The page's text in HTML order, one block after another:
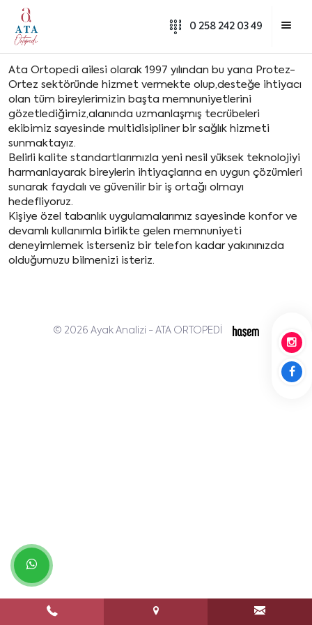
0 258 242 03 49
Ata Ortopedi ailesi olarak 1997 yılından bu yana Protez-
Ortez sektöründe hizmet vermekte olup,desteğe ihtiyacı
olan tüm bireylerimizin başta memnuniyetlerini
gözetlediğimiz,alanında uzmanlaşmış tecrübeleri
ekibimiz sayesinde multidisipliner bir sağlık hizmeti
sunmaktayız.
Belirli kalite standartlarımızla yeni nesil yüksek teknolojiyi
harmanlayarak bireylerin ihtiyaçlarına en uygun çözümleri
sunarak faydalı ve güvenilir bir iş ortağı olmayı
hedefliyoruz.
Kişiye özel tabanlık uygulamalarımız sayesinde konfor ve
devamlı kullanımla birlikte gelen memnuniyeti
deneyimlemek isterseniz bir telefon kadar yakınınızda
olduğumuzu bilmenizi isteriz.
© 2026 Ayak Analizi - ATA ORTOPEDİ